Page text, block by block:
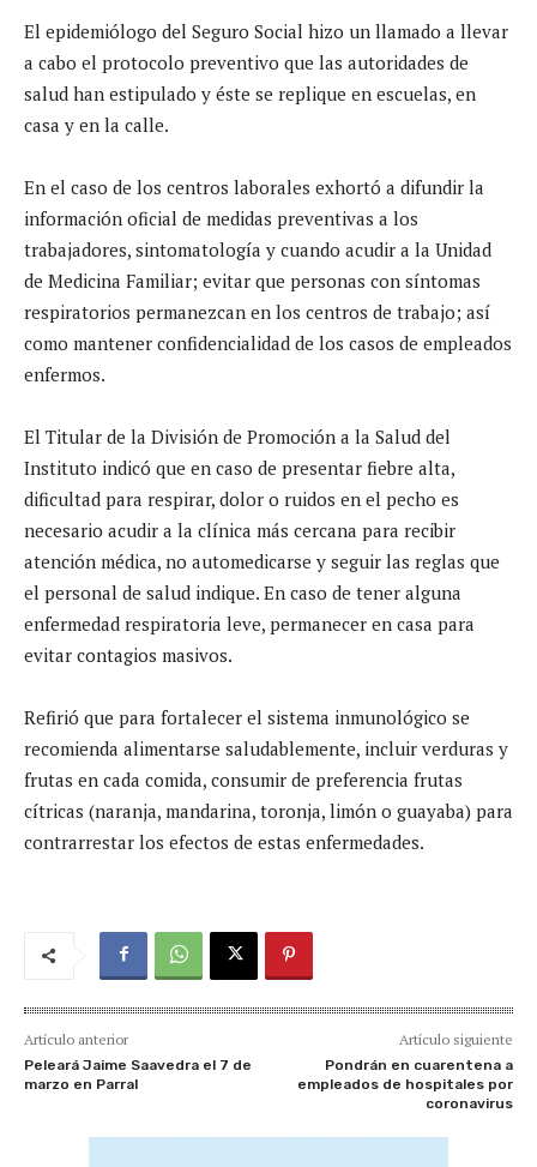
El epidemiólogo del Seguro Social hizo un llamado a llevar
a cabo el protocolo preventivo que las autoridades de
salud han estipulado y éste se replique en escuelas, en
casa y en la calle.
En el caso de los centros laborales exhortó a difundir la
información oficial de medidas preventivas a los
trabajadores, sintomatología y cuando acudir a la Unidad
de Medicina Familiar; evitar que personas con síntomas
respiratorios permanezcan en los centros de trabajo; así
como mantener confidencialidad de los casos de empleados
enfermos.
El Titular de la División de Promoción a la Salud del
Instituto indicó que en caso de presentar fiebre alta,
dificultad para respirar, dolor o ruidos en el pecho es
necesario acudir a la clínica más cercana para recibir
atención médica, no automedicarse y seguir las reglas que
el personal de salud indique. En caso de tener alguna
enfermedad respiratoria leve, permanecer en casa para
evitar contagios masivos.
Refirió que para fortalecer el sistema inmunológico se
recomienda alimentarse saludablemente, incluir verduras y
frutas en cada comida, consumir de preferencia frutas
cítricas (naranja, mandarina, toronja, limón o guayaba) para
contrarrestar los efectos de estas enfermedades.
Artículo anterior
Peleará Jaime Saavedra el 7 de
marzo en Parral
Artículo siguiente
Pondrán en cuarentena a
empleados de hospitales por
coronavirus